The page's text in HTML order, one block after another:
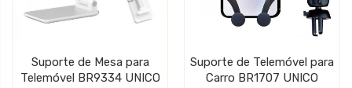
Suporte de Mesa para
Telemóvel BR9334 UNICO
Suporte de Telemóvel para
Carro BR1707 UNICO